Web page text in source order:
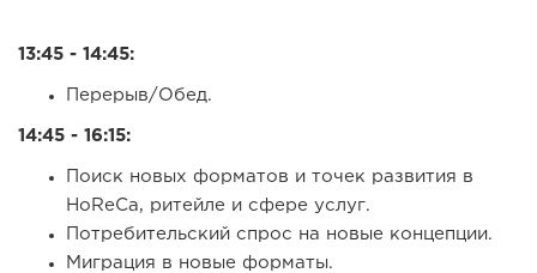
13:45 - 14:45:
Перерыв/Обед.
14:45 - 16:15:
Поиск новых форматов и точек развития в
HoReCa, ритейле и сфере услуг.
Потребительский спрос на новые концепции.
Миграция в новые форматы.